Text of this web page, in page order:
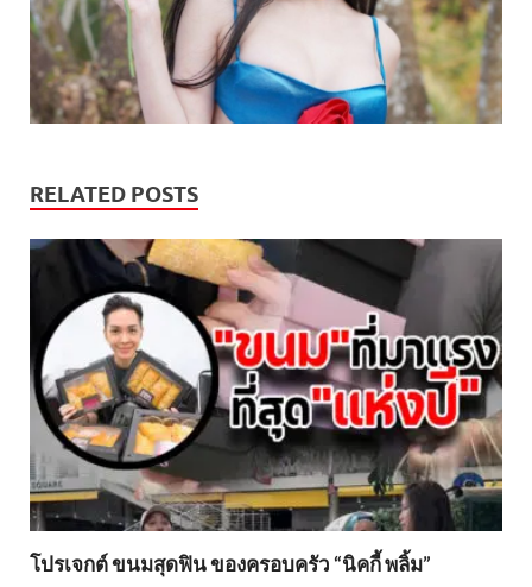
RELATED POSTS
โปรเจกต์ ขนมสุดฟิน ของครอบครัว “นิคกี้ พลิ้ม”